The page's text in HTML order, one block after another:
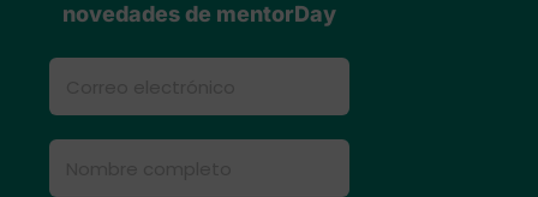
novedades de mentorDay